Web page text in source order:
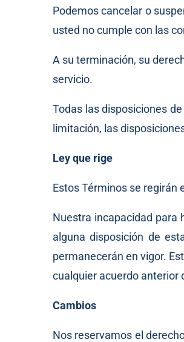
Podemos cancelar o
usted no cumple con las
A su terminación, su
servicio.
Todas las disposiciones
limitación, las
Ley que rige
Estos Términos se regirán
Nuestra incapacidad para
alguna disposición de
permanecerán en vigor.
cualquier acuerdo anterior
Cambios
Nos reservamos el